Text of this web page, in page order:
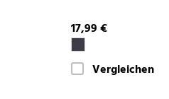
17,99 €
Vergleichen